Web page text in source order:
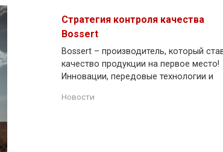
Стратегия контроля качества
Bossert
Bossert – производитель, который
качество продукции на первое место!
Инновации, передовые технологии и
Новости